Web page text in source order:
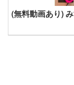
(無料動画あり)